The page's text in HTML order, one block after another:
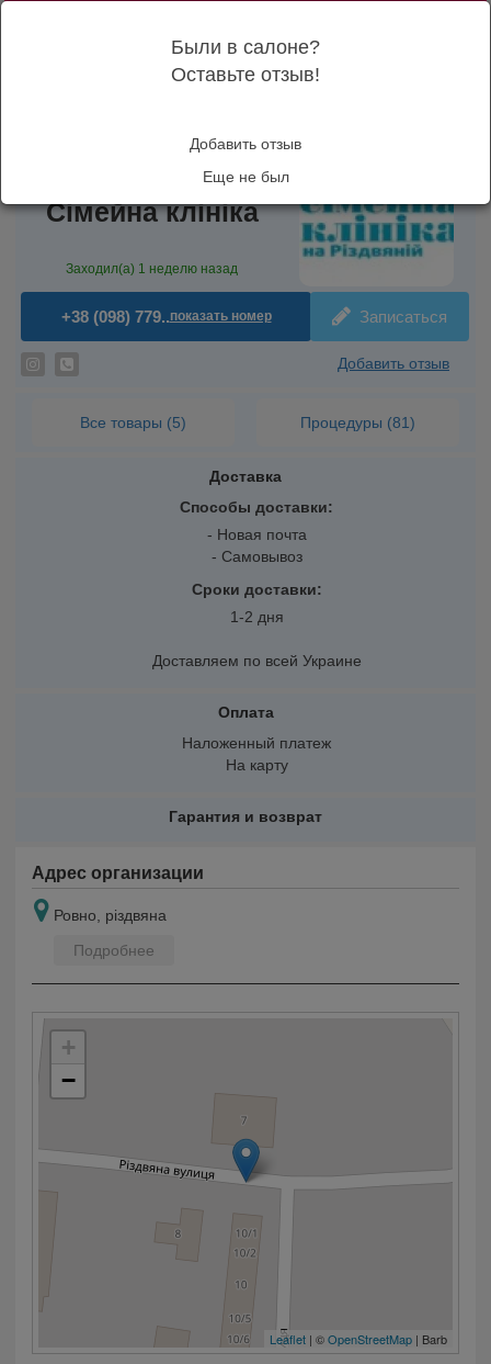
Сімейна клініка
Заходил(а) 1 неделю назад
+38 (098) 779..показать номер Записаться
Добавить отзыв
Все товары (5) Процедуры (81)
Доставка
Способы доставки:
- Новая почта
- Самовывоз
Сроки доставки:
1-2 дня
Доставляем по всей Украине
Оплата
Наложенный платеж
На карту
Гарантия и возврат
Адрес организации
Ровно, різдвяна
Подробнее
+
−
Leaflet | ©OpenStreetMap | Barb
Были в салоне?
Оставьте отзыв!
Добавить отзыв
Еще не был